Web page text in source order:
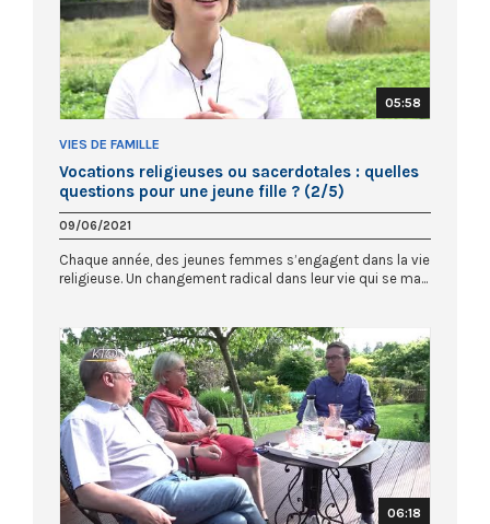
05:58
VIES DE FAMILLE
Vocations religieuses ou sacerdotales : quelles
questions pour une jeune fille ? (2/5)
09/06/2021
Chaque année, des jeunes femmes s’engagent dans la vie
religieuse. Un changement radical dans leur vie qui se ma...
06:18